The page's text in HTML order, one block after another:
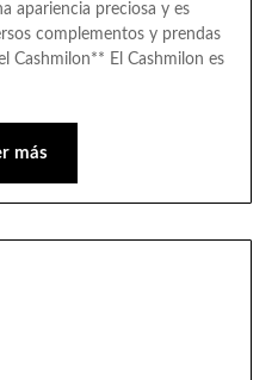
apariencia preciosa y es
complementos y prendas
Cashmilon** El Cashmilon es
más